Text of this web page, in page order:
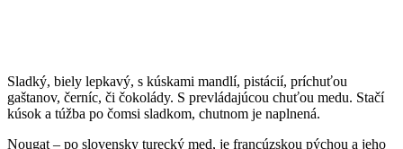
Sladký, biely lepkavý, s kúskami mandlí, pistácií, príchuťou
gaštanov, černíc, či čokolády. S prevládajúcou chuťou medu. Stačí
kúsok a túžba po čomsi sladkom, chutnom je naplnená.
Nougat – po slovensky turecký med, je francúzskou pýchou a jeho